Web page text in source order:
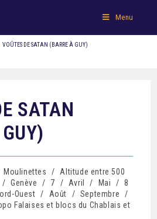
Menu
VOÛTES DE SATAN (BARRE À GUY)
SATAN
Moulinettes /
Altitude entre 500
/ Genève / 7 / Avril / Mai / 8
Ouest / Août / Septembre
/
Falaises et blocs du Chablais et